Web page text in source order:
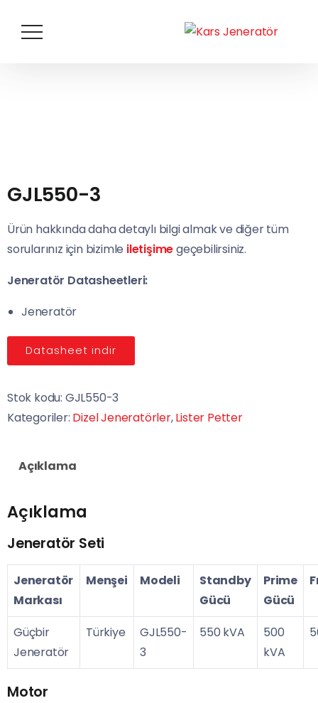
GJL550-3
Ürün hakkında daha detaylı bilgi almak ve diğer tüm
sorularınız için bizimle iletişimegeçebilirsiniz.
Jeneratör Datasheetleri:
Jeneratör
Datasheet indir
Stok kodu: GJL550-3
Kategoriler: Dizel Jeneratörler,Lister Petter
Açıklama
Açıklama
Jeneratör Seti
Jeneratör
Markası
Menşei Modeli
Standby
Gücü
Prime
Gücü
Güçbir
Jeneratör
Türkiye
GJL550-
3
550 kVA
500
kVA
Motor